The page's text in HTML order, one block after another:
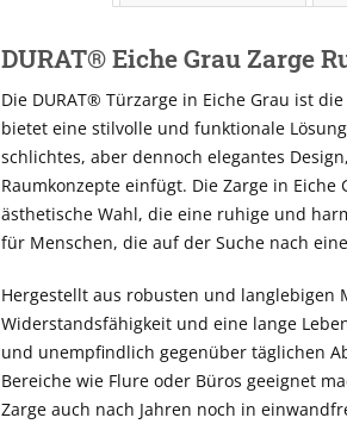
DURAT® Eiche Grau Zarge
Die DURAT® Türzarge in Eiche Grau ist
bietet eine stilvolle und funktionale
schlichtes, aber dennoch elegantes
Raumkonzepte einfügt. Die Zarge in
ästhetische Wahl, die eine ruhige und
für Menschen, die auf der Suche nach
Hergestellt aus robusten und langlebigen
Widerstandsfähigkeit und eine lange
und unempfindlich gegenüber täglichen
Bereiche wie Flure oder Büros geeignet
Zarge auch nach Jahren noch in